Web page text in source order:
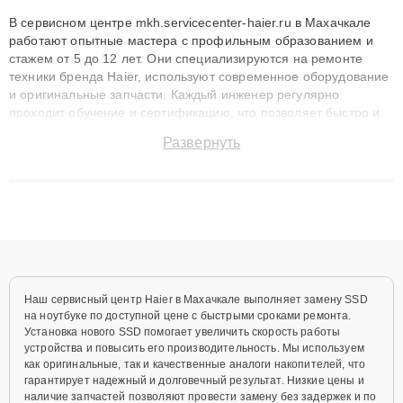
В сервисном центре mkh.servicecenter-haier.ru в Махачкале
работают опытные мастера с профильным образованием и
стажем от 5 до 12 лет. Они специализируются на ремонте
техники бренда Haier, используют современное оборудование
и оригинальные запчасти. Каждый инженер регулярно
проходит обучение и сертификацию, что позволяет быстро и
сохранением гарантии до 3 лет. Наши мастера решают
Развернуть
Наш сервисный центр Haier в Махачкале выполняет замену SSD
на ноутбуке по доступной цене с быстрыми сроками ремонта.
Установка нового SSD помогает увеличить скорость работы
устройства и повысить его производительность. Мы используем
как оригинальные, так и качественные аналоги накопителей, что
гарантирует надежный и долговечный результат. Низкие цены и
наличие запчастей позволяют провести замену без задержек и по